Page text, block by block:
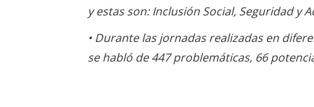
y estas son: Inclusión Social, Seguridad y
• Durante las jornadas realizadas en
se habló de 447 problemáticas, 66